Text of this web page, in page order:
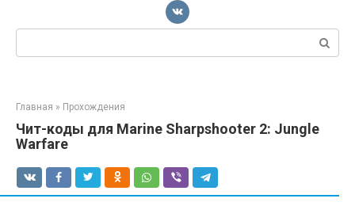
Поиск:
Главная » Прохождения
Чит-коды для Marine Sharpshooter 2: Jungle
Warfare